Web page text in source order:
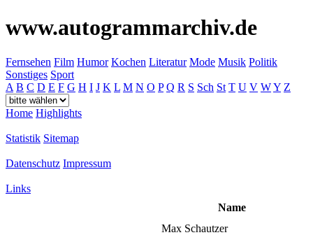
www.autogrammarchiv.de
Fernsehen Film Humor Kochen Literatur Mode Musik Politik
Sonstiges Sport
A B C D E F G H I J K L M N O P Q R S Sch St T U V WY Z
Home Highlights
Statistik Sitemap
Datenschutz Impressum
Links
Name
Max Schautzer